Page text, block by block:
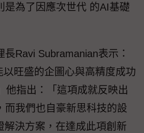
是為了因應次世代 的AI基礎
Ravi Subramanian表示：
以旺盛的企圖心與高精度成功
他指出：「這項成就反映出
而我們也自豪新思科技的設
解決方案，在達成此項創新